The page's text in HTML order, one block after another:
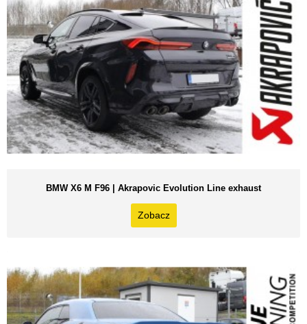
BMW X6 M F96 | Akrapovic Evolution Line exhaust
Zobacz